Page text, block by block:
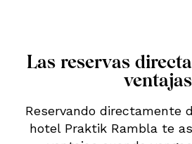
Las reservas
ventajas
Reservando directamente
hotel Praktik Rambla te